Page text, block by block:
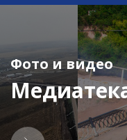
Фото и видео